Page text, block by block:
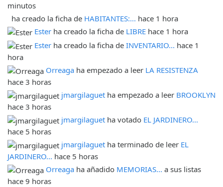
minutos
ha creado la ficha de HABITANTES:... hace 1 hora
Ester ha creado la ficha de LIBRE hace 1 hora
Ester ha creado la ficha de INVENTARIO... hace 1
hora
Orreaga ha empezado a leer LA RESISTENZA
hace 3 horas
jmargilaguet ha empezado a leer BROOKLYN
hace 3 horas
jmargilaguet ha votado EL JARDINERO...
hace 5 horas
jmargilaguet ha terminado de leer EL
JARDINERO... hace 5 horas
Orreaga ha añadido MEMORIAS... a sus listas
hace 9 horas